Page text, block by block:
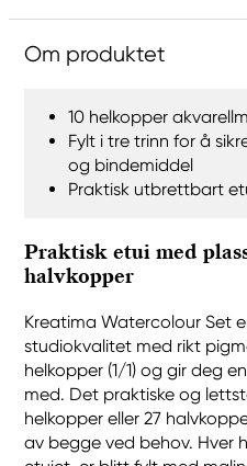
Om produktet
10 helkopper
Fylt i tre trinn for å
og bindemiddel
Praktisk utbrettbart
Praktisk etui med
halvkopper
Kreatima Watercolour Set
studiokvalitet med rikt
helkopper (1/1) og gir deg
med. Det praktiske og
helkopper eller 27
av begge ved behov. Hver